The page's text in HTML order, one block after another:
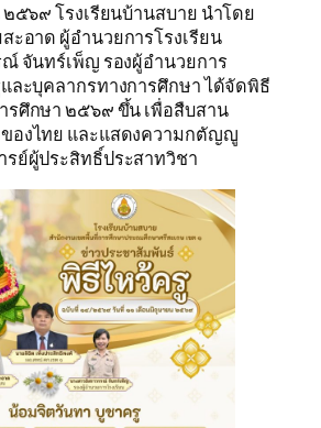
๕๖๙ โรงเรียนบ้านสบาย นำโดย
ะอาด ผู้อำนวยการโรงเรียน
ณ์ จันทร์เพ็ญ รองผู้อำนวยการ
ละบุคลากรทางการศึกษา ได้จัดพิธี
รศึกษา ๒๕๖๙ ขึ้น เพื่อสืบสาน
องไทย และแสดงความกตัญญู
รย์ผู้ประสิทธิ์ประสาทวิชา